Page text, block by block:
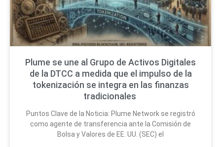
Plume se une al Grupo de Activos Digitales
de la DTCC a medida que el impulso de la
tokenización se integra en las finanzas
tradicionales
Puntos Clave de la Noticia: Plume Network se registró
como agente de transferencia ante la Comisión de
Bolsa y Valores de EE. UU. (SEC) el